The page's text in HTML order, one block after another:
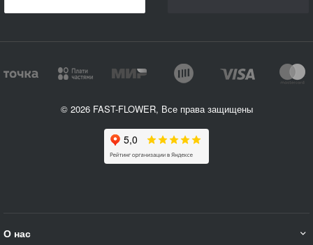
© 2026 FAST-FLOWER, Все права защищены
О нас